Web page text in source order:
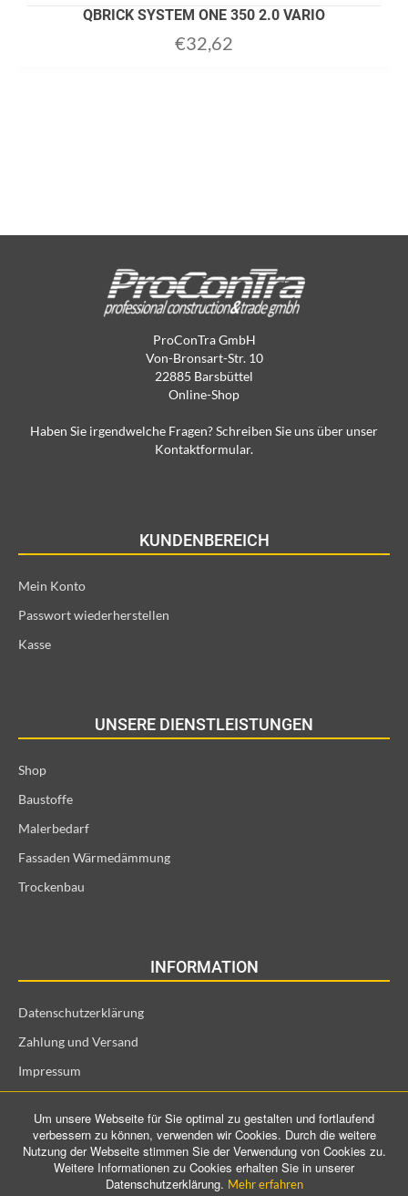
QBRICK SYSTEM ONE 350 2.0 VARIO
€32,62
ProConTra GmbH
Von-Bronsart-Str. 10
22885 Barsbüttel
Online-Shop
Haben Sie irgendwelche Fragen? Schreiben Sie uns über unser
Kontaktformular.
KUNDENBEREICH
Mein Konto
Passwort wiederherstellen
Kasse
UNSERE DIENSTLEISTUNGEN
Shop
Baustoffe
Malerbedarf
Fassaden Wärmedämmung
Trockenbau
INFORMATION
Datenschutzerklärung
Zahlung und Versand
Impressum
Widerrufsrecht für Verbraucher
Um unsere Webseite für Sie optimal zu gestalten und fortlaufend
verbessern zu können, verwenden wir Cookies. Durch die weitere
Nutzung der Webseite stimmen Sie der Verwendung von Cookies zu.
Weitere Informationen zu Cookies erhalten Sie in unserer
Datenschutzerklärung. Mehr erfahren